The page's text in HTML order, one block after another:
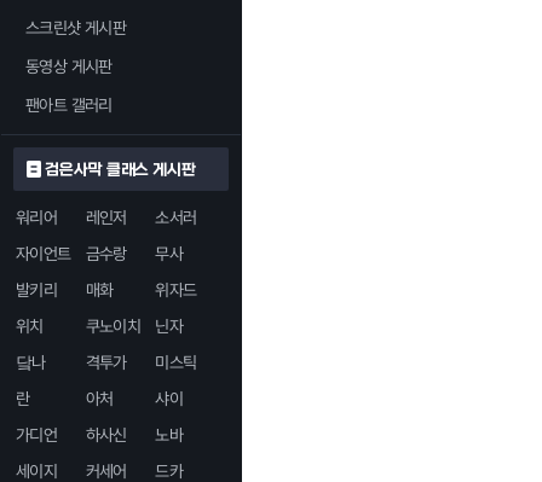
스크린샷 게시판
동영상 게시판
팬아트 갤러리
검은사막 클래스 게시판
워리어 레인저
소서러
자이언트
금수랑
무사
발키리
매화
위자드
위치
쿠노이치
닌자
닼나
격투가
미스틱
란
아처
샤이
가디언
하사신
노바
세이지
커세어
드카